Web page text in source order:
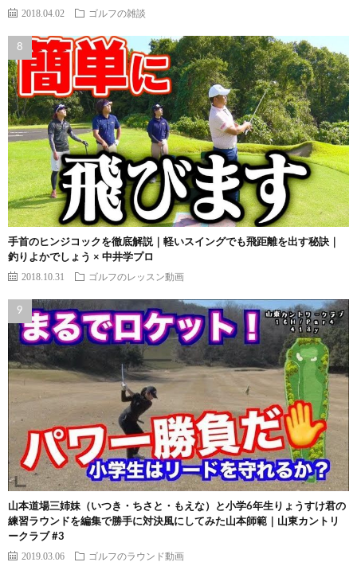
2018.04.02 ゴルフの雑談
手首のヒンジコックを徹底解説｜軽いスイングでも飛距離を出す秘訣｜
釣りよかでしょう × 中井学プロ
2018.10.31 ゴルフのレッスン動画
山本道場三姉妹（いつき・ちさと・もえな）と小学6年生りょうすけ君の
練習ラウンドを編集で勝手に対決風にしてみた山本師範｜山東カントリ
ークラブ #3
2019.03.06 ゴルフのラウンド動画